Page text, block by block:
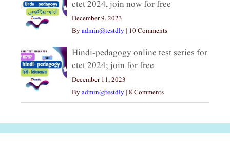
ctet 2024, join now for free
December 9, 2023
Byadmin@testdly | 10 Comments
Hindi-pedagogy online test series for
ctet 2024; join for free
December 11, 2023
Byadmin@testdly | 8 Comments